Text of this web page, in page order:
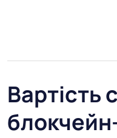
Вартість